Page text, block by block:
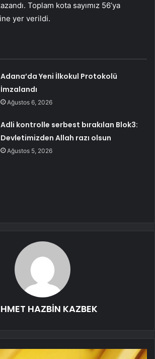
Toplam kota sayımız 56’ya
yer verildi.
Adana’da Yeni İlkokul Protokolü
İmzalandı
Ağustos 6, 2026
Adli kontrolle serbest bırakılan Blok3:
Devletimizden Allah razı olsun
Ağustos 5, 2026
HAZBİN KAZBEK